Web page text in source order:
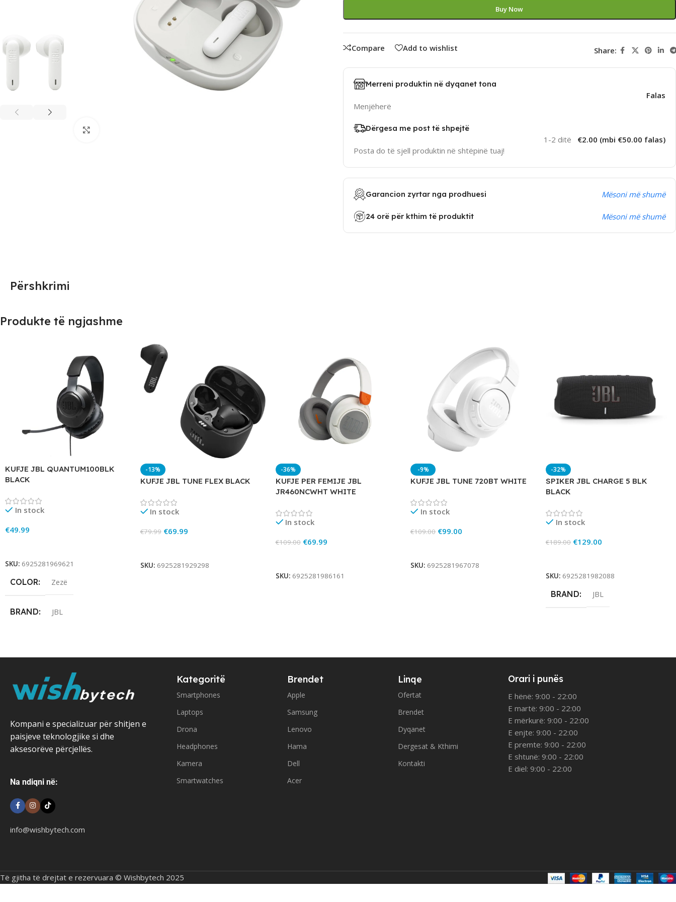
Buy Now
Compare Add to wishlist Share:
Merreni produktin në dyqanet tona
Menjëherë
Falas
Dërgesa me post të shpejtë
Posta do të sjell produktin në shtëpinë tuaj!
1-2 ditë €2.00 (mbi €50.00 falas)
Garancion zyrtar nga prodhuesi Mësoni më shumë
24 orë për kthim të produktit Mësoni më shumë
Përshkrimi
Produkte të ngjashme
KUFJE JBL QUANTUM100BLK
BLACK
In stock
€49.99
SKU: 6925281969621
COLOR Zezë
BRAND JBL
-13%
KUFJE JBL TUNE FLEX BLACK
In stock
€79.99 €69.99
SKU: 6925281929298
-36%
KUFJE PER FEMIJE JBL
JR460NCWHT WHITE
In stock
€109.00 €69.99
SKU: 6925281986161
-9%
KUFJE JBL TUNE 720BT WHITE
In stock
€109.00 €99.00
SKU: 6925281967078
-32%
SPIKER JBL CHARGE 5 BLK
BLACK
In stock
€189.00 €129.00
SKU: 6925281982088
BRAND JBL
Kompani e specializuar për shitjen e
paisjeve teknologjike si dhe
aksesorëve përcjellës.
Na ndiqni në:
info@wishbytech.com
Kategoritë
Smartphones
Laptops
Drona
Headphones
Kamera
Smartwatches
Brendet
Apple
Samsung
Lenovo
Hama
Dell
Acer
Linqe
Ofertat
Brendet
Dyqanet
Dergesat & Kthimi
Kontakti
Orari i punës
E hënë: 9:00 - 22:00
E martë: 9:00 - 22:00
E mërkurë: 9:00 - 22:00
E enjte: 9:00 - 22:00
E premte: 9:00 - 22:00
E shtunë: 9:00 - 22:00
E diel: 9:00 - 22:00
Të gjitha të drejtat e rezervuara © Wishbytech 2025